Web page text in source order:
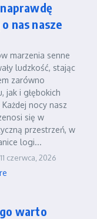
nas nasze
marzenia senne
ludzkość, stając
zarówno
jak i głębokich
nocy nasz
się w
przestrzeń, w
logi...
11 czerwca, 2026
warto